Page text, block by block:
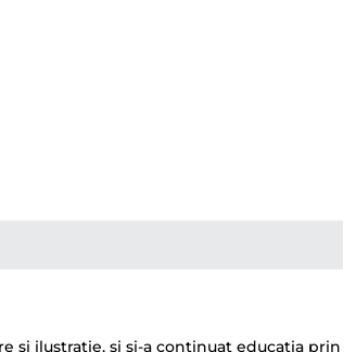
și ilustrație, și și-a continuat educația prin